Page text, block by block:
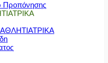
Προπόνησης